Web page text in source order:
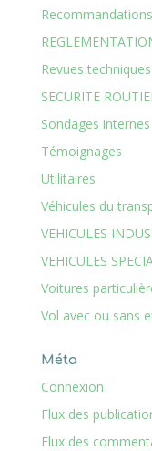
Revues
SECURITE
Sondages internes
Témoignages
Utilitaires
Véhicules du
VEHICULES
VEHICULES
Voitures
Vol avec ou sans
Méta
Connexion
Flux des
Flux des